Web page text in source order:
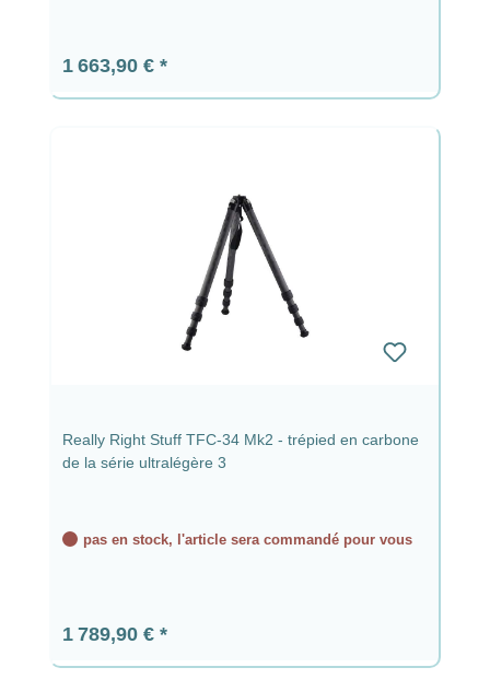
Prix régulier :
1 663,90 €
Really Right Stuff TFC-34 Mk2 - trépied en carbone
de la série ultralégère 3
pas en stock, l'article sera commandé pour vous
Prix régulier :
1 789,90 €